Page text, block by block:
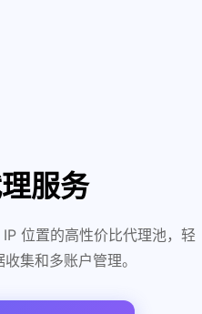
服务
位置的高性价比代理池，轻
集和多账户管理。